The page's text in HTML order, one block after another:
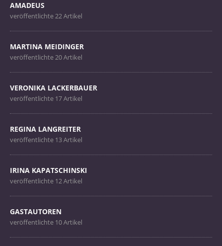
AMADEUS
veröffentlichte 22 Artikel
MARTINA MEIDINGER
veröffentlichte 20 Artikel
VERONIKA LACKERBAUER
veröffentlichte 17 Artikel
REGINA LANGREITER
veröffentlichte 13 Artikel
IRINA KAPATSCHINSKI
veröffentlichte 12 Artikel
GASTAUTOREN
veröffentlichte 10 Artikel